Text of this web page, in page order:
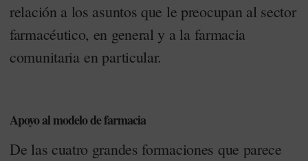
relación a los asuntos que le preocupan al sector
farmacéutico, en general y a la farmacia
comunitaria en particular.
Apoyo al modelo de farmacia
De las cuatro grandes formaciones que parece